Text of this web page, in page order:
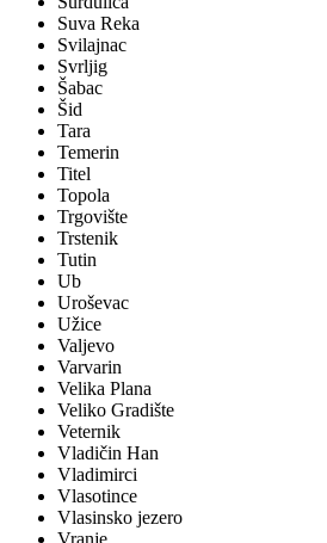
Suva Reka
Svilajnac
Svrljig
Šabac
Šid
Tara
Temerin
Titel
Topola
Trgovište
Trstenik
Tutin
Ub
Uroševac
Užice
Valjevo
Varvarin
Velika Plana
Veliko Gradište
Veternik
Vladičin Han
Vladimirci
Vlasotince
Vlasinsko jezero
Vranje